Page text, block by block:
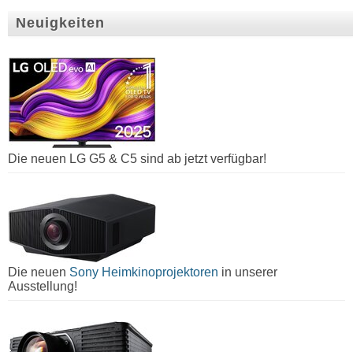
Neuigkeiten
Die neuen LG G5 & C5 sind ab jetzt verfügbar!
Die neuen Sony Heimkinoprojektoren in unserer
Ausstellung!